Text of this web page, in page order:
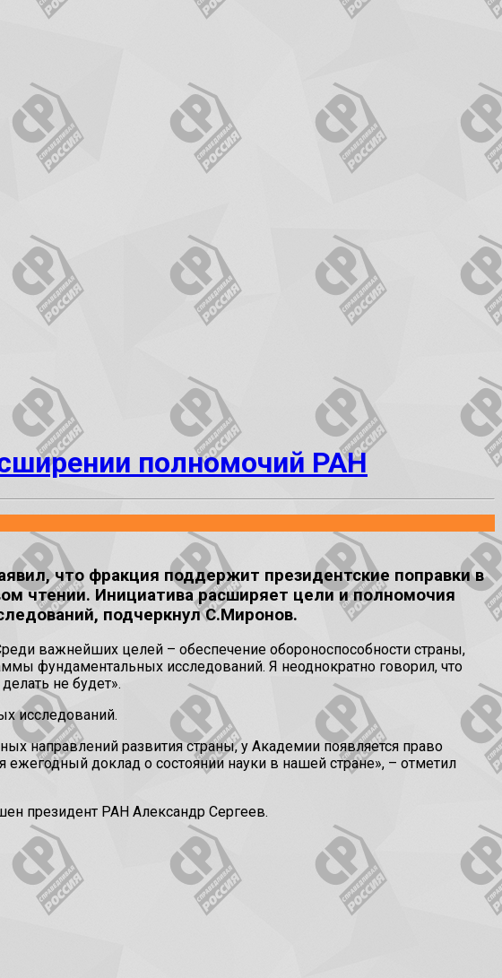
полномочий РАН
что фракция поддержит президентские поправки в
чтении. Инициатива расширяет цели и полномочия
подчеркнул С.Миронов.
важнейших целей – обеспечение обороноспособности страны,
фундаментальных исследований. Я неоднократно говорил, что
не будет».
исследований.
направлений развития страны, у Академии появляется право
ежегодный доклад о состоянии науки в нашей стране», – отметил
президент РАН Александр Сергеев.